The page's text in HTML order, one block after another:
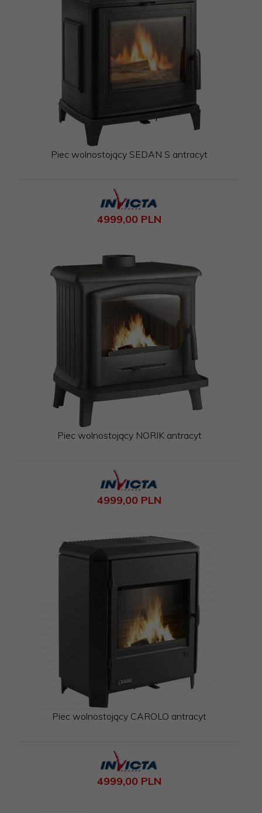
Piec wolnostojący SEDAN S antracyt
4999,00 PLN
Piec wolnostojący NORIK antracyt
4999,00 PLN
Piec wolnostojący CAROLO antracyt
4999,00 PLN